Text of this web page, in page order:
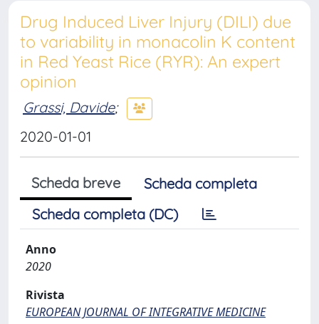
Drug Induced Liver Injury (DILI) due
to variability in monacolin K content
in Red Yeast Rice (RYR): An expert
opinion
Grassi, Davide;
2020-01-01
Scheda breve
Scheda completa
Scheda completa (DC)
Anno
2020
Rivista
EUROPEAN JOURNAL OF INTEGRATIVE MEDICINE